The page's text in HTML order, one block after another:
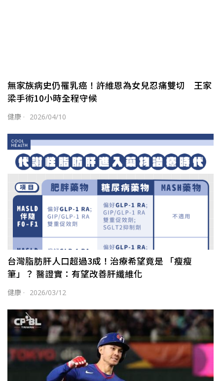
無家族病史仍罹乳癌！許維恩為女兒忍痛雙切 王家
梁手術10小時全程守候
健康 · 2026/04/10
台灣脂肪肝人口超過3成！治療希望竟是 「瘦瘦
筆」？ 醫證實：有望改善肝纖維化
健康 · 2026/03/12